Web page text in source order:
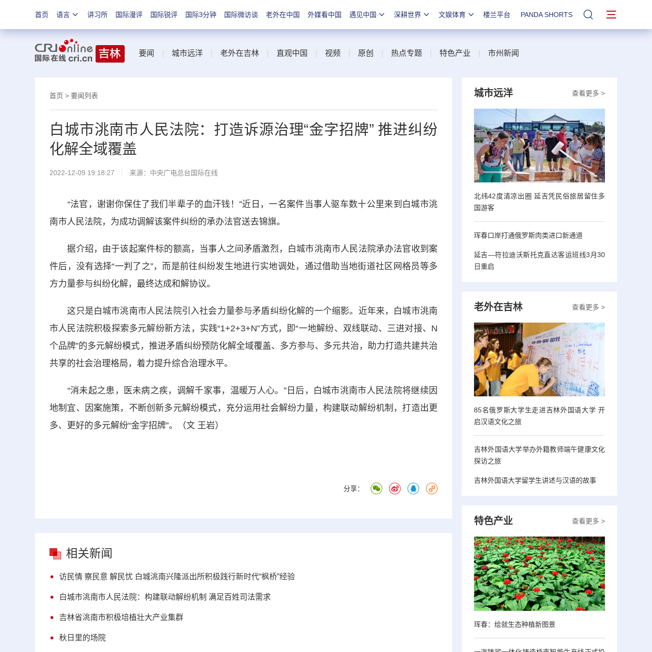
首页 语言 讲习所 国际漫评 国际锐评 国际3分钟 国际微访谈 老外在中国 外媒看中国 遇见中国 深耕世界 文娱体育 楼兰平台 PANDA SHORTS 站内搜索
要闻 城市远洋 老外在吉林 直观中国 视频 原创 热点专题 特色产业 市州新闻
首页 > 要闻列表
白城市洮南市人民法院：打造诉源治理“金字招牌” 推进纠纷
化解全域覆盖
2022-12-09 19:18:27 来源：中央广电总台国际在线
“法官，谢谢你保住了我们半辈子的血汗钱！”近日，一名案件当事人驱车数十公里来到白城市洮
南市人民法院，为成功调解该案件纠纷的承办法官送去锦旗。
据介绍，由于该起案件标的额高，当事人之间矛盾激烈，白城市洮南市人民法院承办法官收到案
件后，没有选择“一判了之”，而是前往纠纷发生地进行实地调处，通过借助当地街道社区网格员等多
方力量参与纠纷化解，最终达成和解协议。
这只是白城市洮南市人民法院引入社会力量参与矛盾纠纷化解的一个缩影。近年来，白城市洮南
市人民法院积极探索多元解纷新方法，实践“1+2+3+N”方式，即“一地解纷、双线联动、三进对接、N
个品牌”的多元解纷模式，推进矛盾纠纷预防化解全域覆盖、多方参与、多元共治，助力打造共建共治
共享的社会治理格局，着力提升综合治理水平。
“消未起之患，医未病之疾，调解千家事，温暖万人心。”日后，白城市洮南市人民法院将继续因
地制宜、因案施策，不断创新多元解纷模式，充分运用社会解纷力量，构建联动解纷机制，打造出更
多、更好的多元解纷“金字招牌”。（文 王岩）
分享：
相关新闻
访民情 察民意 解民忧 白城洮南兴隆派出所积极践行新时代“枫桥”经验
白城市洮南市人民法院：构建联动解纷机制 满足百姓司法需求
吉林省洮南市积极培植壮大产业集群
秋日里的场院
查看更多 >
城市远洋
北纬42度清凉出圈 延吉凭民俗旅居留住多
国游客
珲春口岸打通俄罗斯肉类进口新通道
延吉—符拉迪沃斯托克直达客运班线3月30
日重启
查看更多 >
老外在吉林
85名俄罗斯大学生走进吉林外国语大学 开
启汉语文化之旅
吉林外国语大学举办外籍教师端午健康文化
探访之旅
吉林外国语大学留学生讲述与汉语的故事
查看更多 >
特色产业
珲春：绘就生态种植新图景